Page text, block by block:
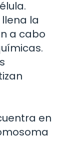
la
a cabo
en